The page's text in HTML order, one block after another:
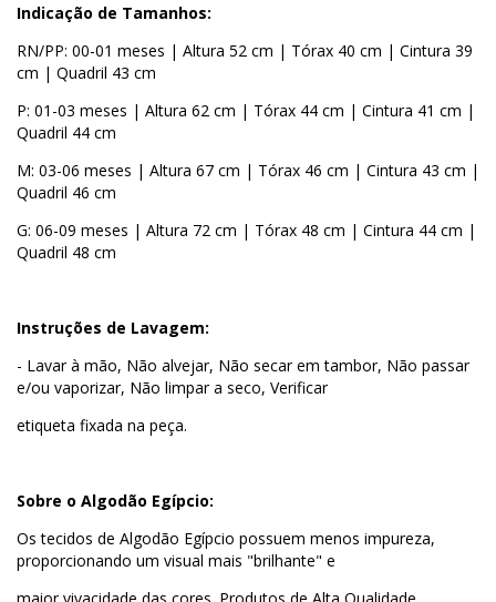
Indicação de Tamanhos:
RN/PP: 00-01 meses | Altura 52 cm | Tórax 40 cm | Cintura 39
cm | Quadril 43 cm
P: 01-03 meses | Altura 62 cm | Tórax 44 cm | Cintura 41 cm |
Quadril 44 cm
M: 03-06 meses | Altura 67 cm | Tórax 46 cm | Cintura 43 cm |
Quadril 46 cm
G: 06-09 meses | Altura 72 cm | Tórax 48 cm | Cintura 44 cm |
Quadril 48 cm
Instruções de Lavagem:
- Lavar à mão, Não alvejar, Não secar em tambor, Não passar
e/ou vaporizar, Não limpar a seco, Verificar
etiqueta fixada na peça.
Sobre o Algodão Egípcio:
Os tecidos de Algodão Egípcio possuem menos impureza,
proporcionando um visual mais "brilhante" e